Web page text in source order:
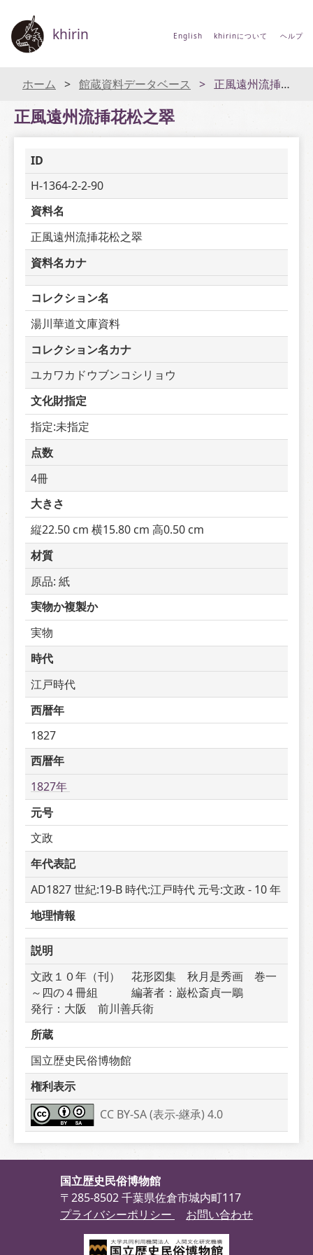
khirin English khirinについて ヘルプ
ホーム 館蔵資料データベース 正風遠州流挿花松之翠
正風遠州流挿花松之翠
ID
H-1364-2-2-90
資料名
正風遠州流挿花松之翠
資料名カナ
コレクション名
湯川華道文庫資料
コレクション名カナ
ユカワカドウブンコシリョウ
文化財指定
指定:未指定
点数
4冊
大きさ
縦22.50 cm 横15.80 cm 高0.50 cm
材質
原品: 紙
実物か複製か
実物
時代
江戸時代
西暦年
1827
西暦年
1827年
元号
文政
年代表記
AD1827 世紀:19-B 時代:江戸時代 元号:文政 - 10 年
地理情報
説明
文政１０年（刊）　花形図集　秋月是秀画　巻一
～四の４冊組　　　編著者：巌松斎貞一鵰
発行：大阪　前川善兵衛
所蔵
国立歴史民俗博物館
権利表示
CC BY-SA (表示-継承) 4.0
国立歴史民俗博物館
〒285-8502 千葉県佐倉市城内町117
プライバシーポリシー
お問い合わせ